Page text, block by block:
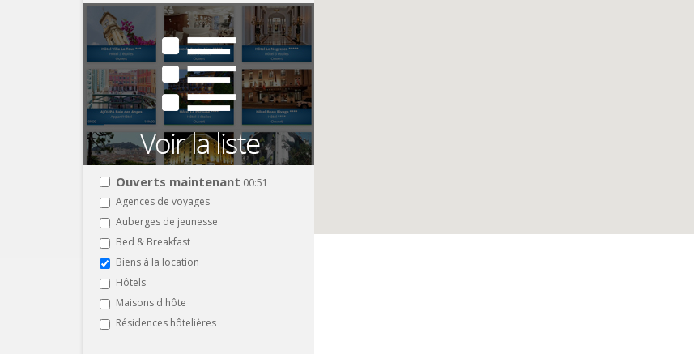
Ouverts maintenant 00:51
Agences de voyages
Auberges de jeunesse
Bed & Breakfast
Biens à la location
Hôtels
Maisons d'hôte
Résidences hôtelières